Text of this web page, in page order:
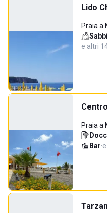
Lido
Praia a
e altri
Praia a
Bar·